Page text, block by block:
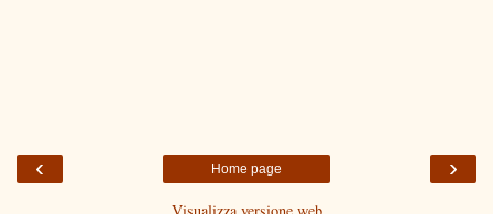
‹ ›
Home page